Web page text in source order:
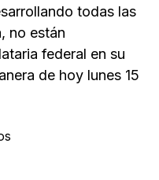
todas las
no están
federal en su
de hoy lunes 15